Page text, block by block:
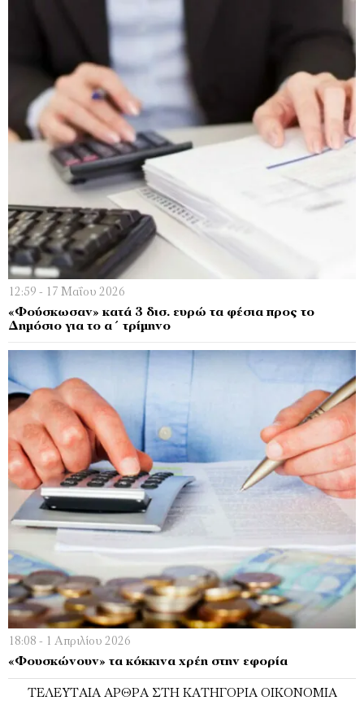
12:59 - 17 Μαΐου 2026
«Φούσκωσαν» κατά 3 δισ. ευρώ τα φέσια προς το
Δημόσιο για το α΄ τρίμηνο
18:08 - 1 Απριλίου 2026
«Φουσκώνουν» τα κόκκινα χρέη στην εφορία
ΤΕΛΕΥΤΑΊΑ ΆΡΘΡΑ ΣΤΗ ΚΑΤΗΓΟΡΊΑ ΟΙΚΟΝΟΜΊΑ